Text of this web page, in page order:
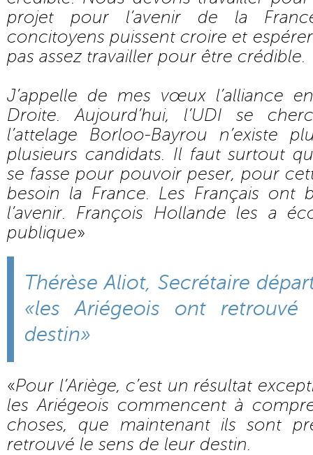
projet pour l’avenir de la
concitoyens puissent croire et
pas assez travailler pour être crédible.
J’appelle de mes vœux l’alliance
Droite. Aujourd’hui, l’UDI se
l’attelage Borloo-Bayrou n’existe
plusieurs candidats. Il faut surtout
se fasse pour pouvoir peser, pour
besoin la France. Les Français ont
l’avenir. François Hollande les a
publique»
Thérèse Aliot, Secrétaire
«les Ariégeois ont
destin»
«Pour l’Ariège, c’est un résultat
les Ariégeois commencent à
choses, que maintenant ils sont
retrouvé le sens de leur destin.